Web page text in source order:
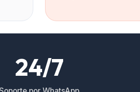
24/7